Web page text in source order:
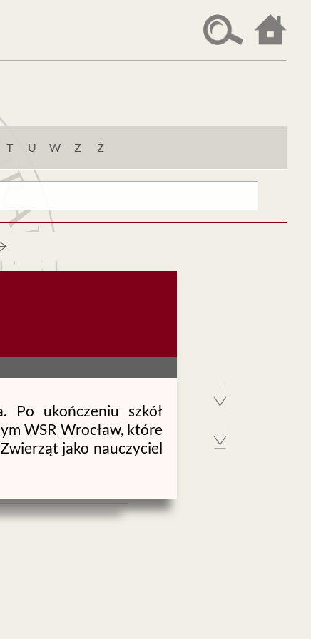
T U W Z Ż
Po ukończeniu szkół
WSR Wrocław, które
jako nauczyciel
stopień doktora nauk
żywienia oraz opasu